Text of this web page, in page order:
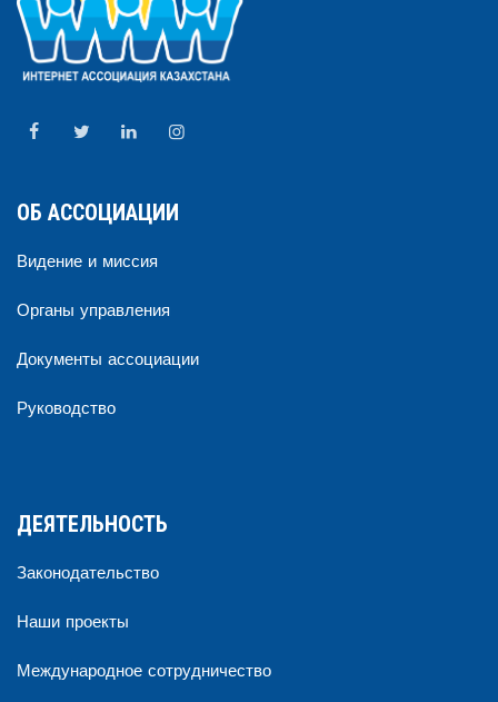
ОБ АССОЦИАЦИИ
Видение и миссия
Органы управления
Документы ассоциации
Руководство
ДЕЯТЕЛЬНОСТЬ
Законодательство
Наши проекты
Международное сотрудничество